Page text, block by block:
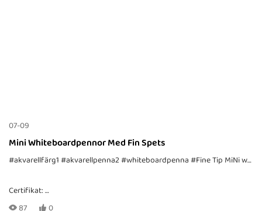
07-09
Mini Whiteboardpennor Med Fin Spets
#akvarellfärg1#akvarellpenna2#whiteboardpenna#Fine Tip MiNi whiteboardpennor med prickspets
Certifikat:
CE, EN71-1, -2, -3, TRA, ASTM-D4236
87 0